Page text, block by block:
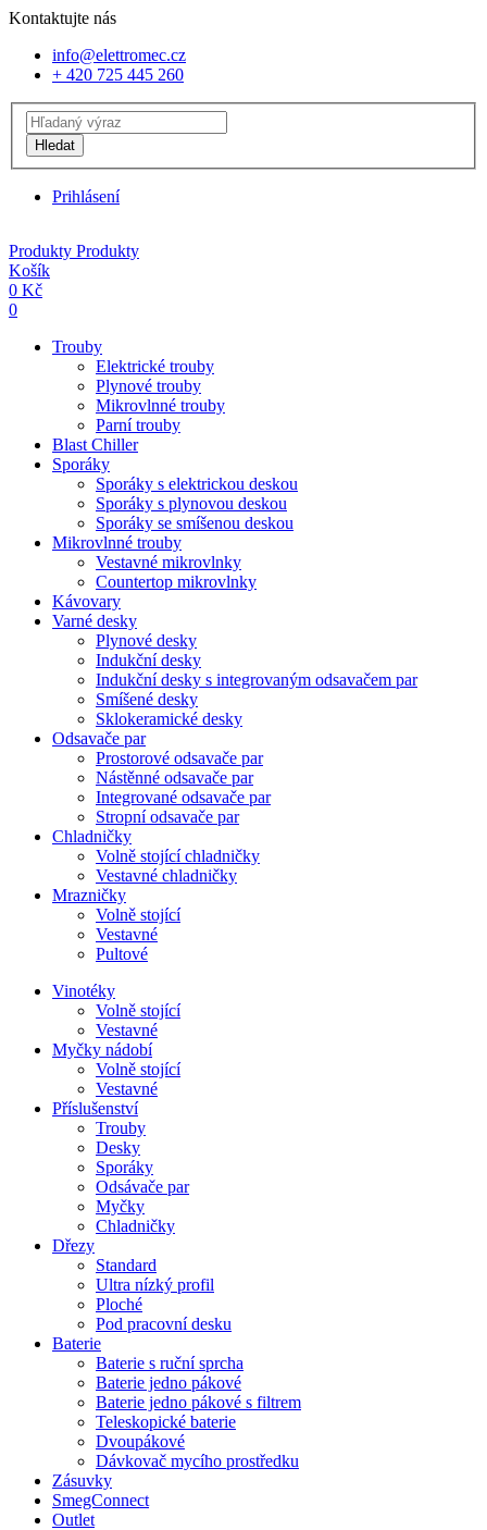
Kontaktujte nás
info@elettromec.cz
+ 420 725 445 260
Hledat
Prihlásení
Produkty Produkty
Košík
0 Kč
0
Trouby
Elektrické trouby
Plynové trouby
Mikrovlnné trouby
Parní trouby
Blast Chiller
Sporáky
Sporáky s elektrickou deskou
Sporáky s plynovou deskou
Sporáky se smíšenou deskou
Mikrovlnné trouby
Vestavné mikrovlnky
Countertop mikrovlnky
Kávovary
Varné desky
Plynové desky
Indukční desky
Indukční desky s integrovaným odsavačem par
Smíšené desky
Sklokeramické desky
Odsavače par
Prostorové odsavače par
Nástěnné odsavače par
Integrované odsavače par
Stropní odsavače par
Chladničky
Volně stojící chladničky
Vestavné chladničky
Mrazničky
Volně stojící
Vestavné
Pultové
Vinotéky
Volně stojící
Vestavné
Myčky nádobí
Volně stojící
Vestavné
Příslušenství
Trouby
Desky
Sporáky
Odsávače par
Myčky
Chladničky
Dřezy
Standard
Ultra nízký profil
Ploché
Pod pracovní desku
Baterie
Baterie s ruční sprcha
Baterie jedno pákové
Baterie jedno pákové s filtrem
Teleskopické baterie
Dvoupákové
Dávkovač mycího prostředku
Zásuvky
SmegConnect
Outlet